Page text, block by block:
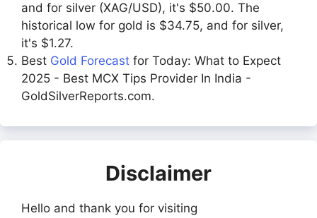
and for silver (XAG/USD), it's $50.00. The
historical low for gold is $34.75, and for silver,
it's $1.27.
Best Gold Forecast for Today: What to Expect
2025 - Best MCX Tips Provider In India -
GoldSilverReports.com.
Disclaimer
Hello and thank you for visiting